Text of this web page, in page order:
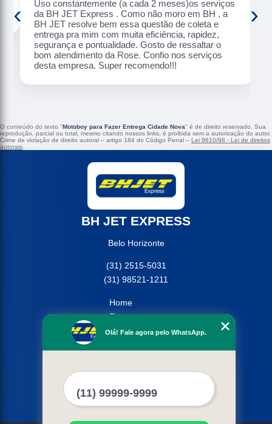
Uso constantemente (a cada 2 meses)os serviços
da BH JET Express . Como não moro em BH , a
BH JET resolve bem essa questão de coleta e
entrega pra mim com muita eficiência, rapidez,
segurança e pontualidade. Gosto de ressaltar o
bom atendimento da Rose. Confio nos serviços
desta empresa. Super recomendo!!!
‹ ›
O conteúdo do texto "Motoboy para Fazer Entrega Cidade Nova" é de direito reservado. Sua
reprodução, parcial ou total, mesmo citando nossos links, é proibida sem a autorização do autor.
Crime de violação de direito autoral – artigo 184 do Código Penal – Lei 9610/98 - Lei de direitos
autorais
BH JET EXPRESS
Belo Horizonte
(31) 2515-5031
(31) 98521-1211
Home
Empresa
Missão
Mapa do site
Olá! Fale agora pelo WhatsApp.